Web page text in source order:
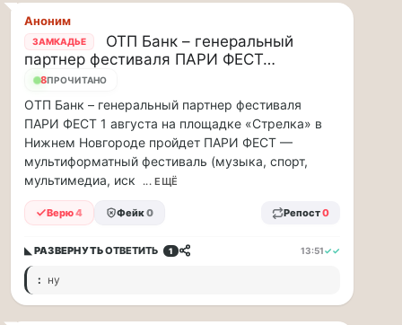
минут
Для
людей
с
сердечно-
заболеваниями
жара
—
это
дополнительная
нагрузка
на
ВСК
Аноним
ЗАМКАДЬЕ
ОТП Банк – генеральный
партнер фестиваля ПАРИ ФЕСТ…
8ПРОЧИТАНО
ОТП Банк – генеральный партнер фестиваля
ПАРИ ФЕСТ 1 августа на площадке «Стрелка» в
Нижнем Новгороде пройдет ПАРИ ФЕСТ —
мультиформатный фестиваль (музыка, спорт,
мультимедиа, иск
... ЕЩЁ
Верю4 Фейк0 Репост0
◣ РАЗВЕРНУТЬОТВЕТИТЬ 1 13:51✓✓
: ну